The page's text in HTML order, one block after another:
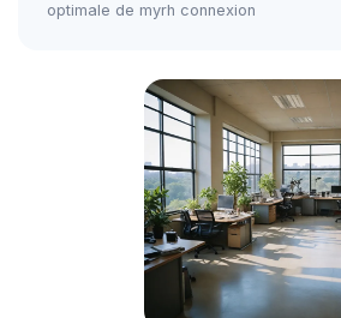
optimale de myrh connexion